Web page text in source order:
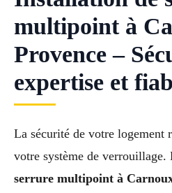
multipoint à
Provence –
expertise et
La sécurité de votre logement
votre système de verrouillage.
serrure multipoint à